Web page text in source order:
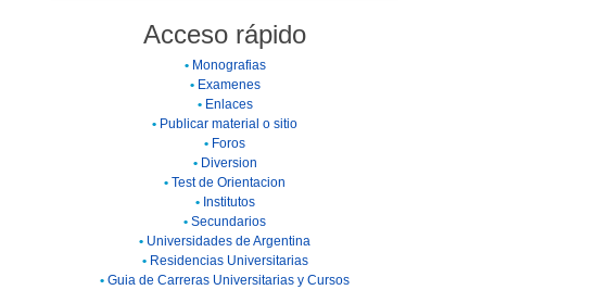
Acceso rápido
• Monografias
• Examenes
• Enlaces
• Publicar material o sitio
• Foros
• Diversion
• Test de Orientacion
• Institutos
• Secundarios
• Universidades de Argentina
• Residencias Universitarias
• Guia de Carreras Universitarias y Cursos